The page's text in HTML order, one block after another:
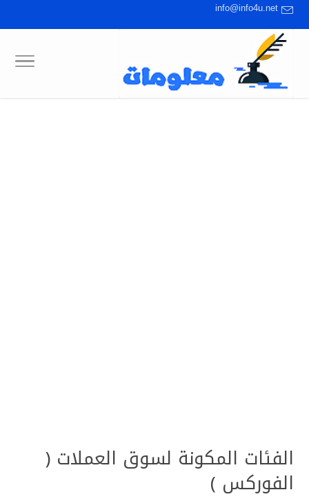
info@info4u.net
الفئات المكونة لسوق العملات (
الفوركس )